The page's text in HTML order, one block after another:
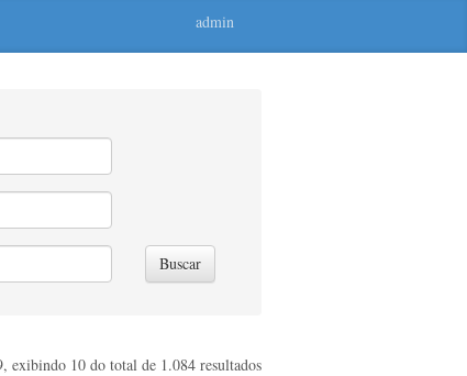
admin
Buscar
exibindo 10 do total de 1.084 resultados